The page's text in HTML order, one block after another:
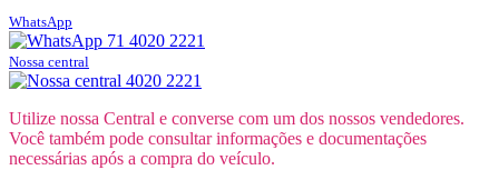
WhatsApp
71 4020 2221
Nossa central
4020 2221
Utilize nossa Central e converse com um dos nossos vendedores.
Você também pode consultar informações e documentações
necessárias após a compra do veículo.